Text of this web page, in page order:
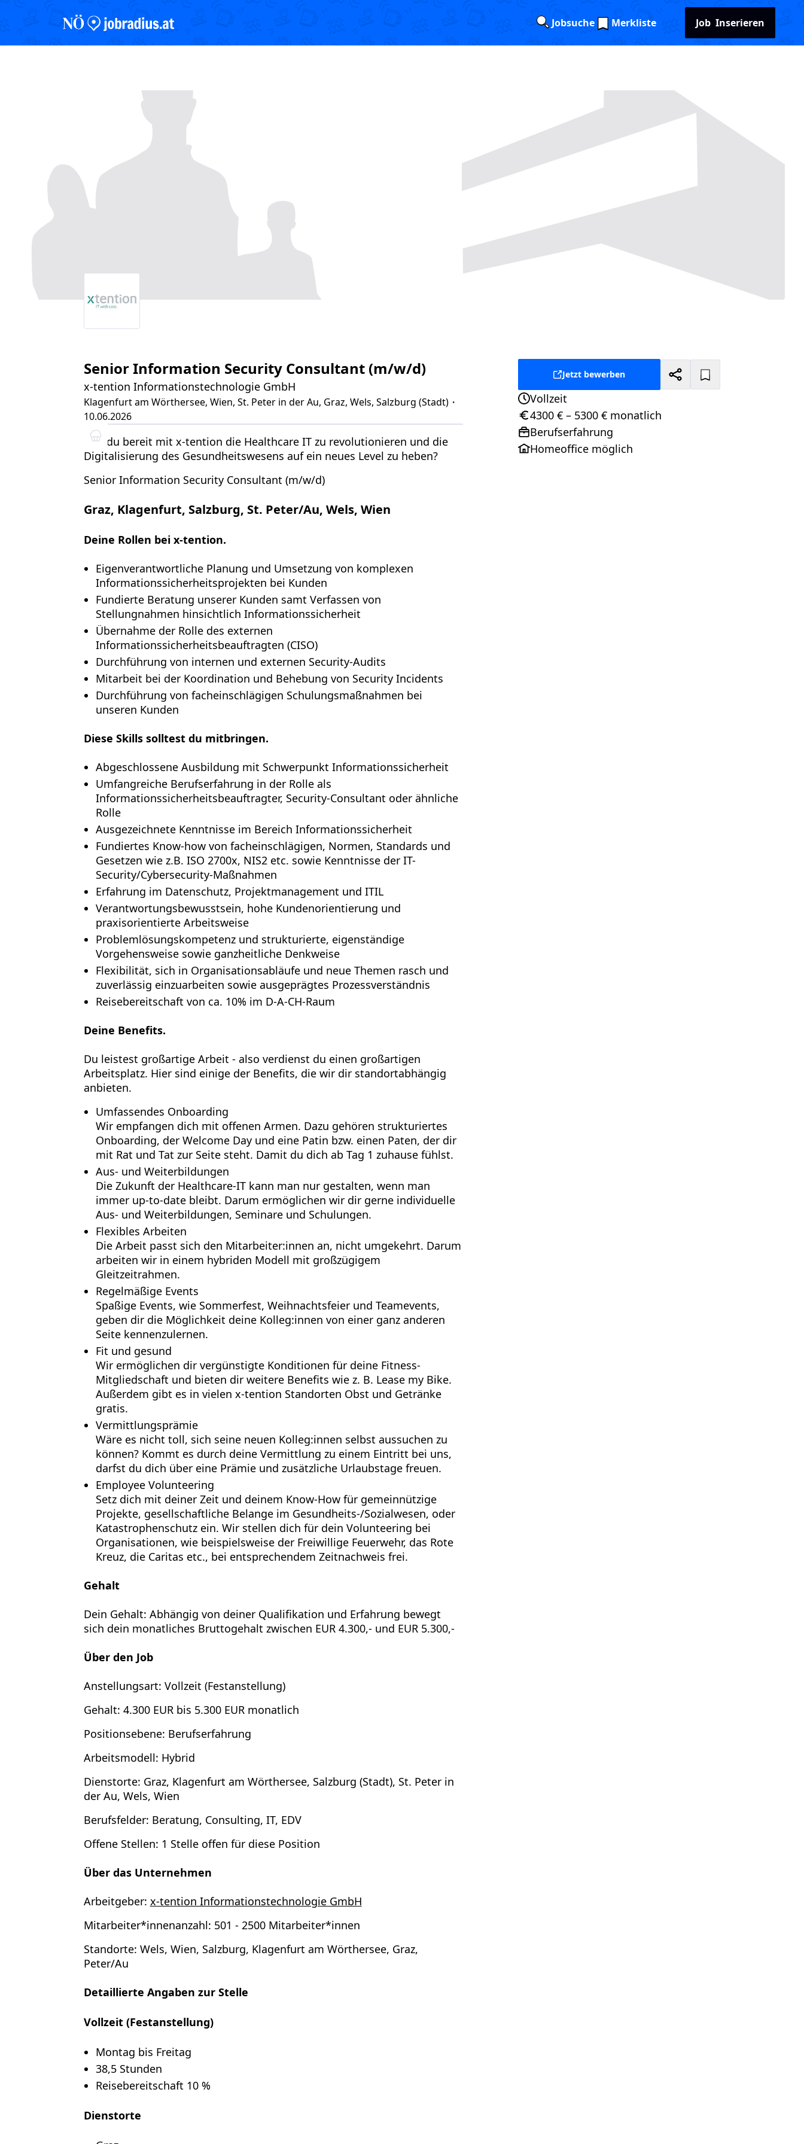
Jobsuche Merkliste Job Inserieren
Senior Information Security Consultant (m/w/d)
x-tention Informationstechnologie GmbH
Klagenfurt am Wörthersee, Wien, St. Peter in der Au, Graz, Wels, Salzburg (Stadt)・
10.06.2026
Bist du bereit mit x-tention die Healthcare IT zu revolutionieren und die
Digitalisierung des Gesundheitswesens auf ein neues Level zu heben?
Senior Information Security Consultant (m/w/d)
Graz, Klagenfurt, Salzburg, St. Peter/Au, Wels, Wien
Deine Rollen bei x-tention.
Eigenverantwortliche Planung und Umsetzung von komplexen
Informationssicherheitsprojekten bei Kunden
Fundierte Beratung unserer Kunden samt Verfassen von
Stellungnahmen hinsichtlich Informationssicherheit
Übernahme der Rolle des externen
Informationssicherheitsbeauftragten (CISO)
Durchführung von internen und externen Security-Audits
Mitarbeit bei der Koordination und Behebung von Security Incidents
Durchführung von facheinschlägigen Schulungsmaßnahmen bei
unseren Kunden
Diese Skills solltest du mitbringen.
Abgeschlossene Ausbildung mit Schwerpunkt Informationssicherheit
Umfangreiche Berufserfahrung in der Rolle als
Informationssicherheitsbeauftragter, Security-Consultant oder ähnliche
Rolle
Ausgezeichnete Kenntnisse im Bereich Informationssicherheit
Fundiertes Know-how von facheinschlägigen, Normen, Standards und
Gesetzen wie z.B. ISO 2700x, NIS2 etc. sowie Kenntnisse der IT-
Security/Cybersecurity-Maßnahmen
Erfahrung im Datenschutz, Projektmanagement und ITIL
Verantwortungsbewusstsein, hohe Kundenorientierung und
praxisorientierte Arbeitsweise
Problemlösungskompetenz und strukturierte, eigenständige
Vorgehensweise sowie ganzheitliche Denkweise
Flexibilität, sich in Organisationsabläufe und neue Themen rasch und
zuverlässig einzuarbeiten sowie ausgeprägtes Prozessverständnis
Reisebereitschaft von ca. 10% im D-A-CH-Raum
Deine Benefits.
Du leistest großartige Arbeit - also verdienst du einen großartigen
Arbeitsplatz. Hier sind einige der Benefits, die wir dir standortabhängig
anbieten.
Umfassendes Onboarding
Wir empfangen dich mit offenen Armen. Dazu gehören strukturiertes
Onboarding, der Welcome Day und eine Patin bzw. einen Paten, der dir
mit Rat und Tat zur Seite steht. Damit du dich ab Tag 1 zuhause fühlst.
Aus- und Weiterbildungen
Die Zukunft der Healthcare-IT kann man nur gestalten, wenn man
immer up-to-date bleibt. Darum ermöglichen wir dir gerne individuelle
Aus- und Weiterbildungen, Seminare und Schulungen.
Flexibles Arbeiten
Die Arbeit passt sich den Mitarbeiter:innen an, nicht umgekehrt. Darum
arbeiten wir in einem hybriden Modell mit großzügigem
Gleitzeitrahmen.
Regelmäßige Events
Spaßige Events, wie Sommerfest, Weihnachtsfeier und Teamevents,
geben dir die Möglichkeit deine Kolleg:innen von einer ganz anderen
Seite kennenzulernen.
Fit und gesund
Wir ermöglichen dir vergünstigte Konditionen für deine Fitness-
Mitgliedschaft und bieten dir weitere Benefits wie z. B. Lease my Bike.
Außerdem gibt es in vielen x-tention Standorten Obst und Getränke
gratis.
Vermittlungsprämie
Wäre es nicht toll, sich seine neuen Kolleg:innen selbst aussuchen zu
können? Kommt es durch deine Vermittlung zu einem Eintritt bei uns,
darfst du dich über eine Prämie und zusätzliche Urlaubstage freuen.
Employee Volunteering
Setz dich mit deiner Zeit und deinem Know-How für gemeinnützige
Projekte, gesellschaftliche Belange im Gesundheits-/Sozialwesen, oder
Katastrophenschutz ein. Wir stellen dich für dein Volunteering bei
Organisationen, wie beispielsweise der Freiwillige Feuerwehr, das Rote
Kreuz, die Caritas etc., bei entsprechendem Zeitnachweis frei.
Gehalt
Dein Gehalt: Abhängig von deiner Qualifikation und Erfahrung bewegt
sich dein monatliches Bruttogehalt zwischen EUR 4.300,- und EUR 5.300,-
Über den Job
Anstellungsart: Vollzeit (Festanstellung)
Gehalt: 4.300 EUR bis 5.300 EUR monatlich
Positionsebene: Berufserfahrung
Arbeitsmodell: Hybrid
Dienstorte: Graz, Klagenfurt am Wörthersee, Salzburg (Stadt), St. Peter in
der Au, Wels, Wien
Berufsfelder: Beratung, Consulting, IT, EDV
Offene Stellen: 1 Stelle offen für diese Position
Über das Unternehmen
Arbeitgeber: x-tention Informationstechnologie GmbH
Mitarbeiter*innenanzahl: 501 - 2500 Mitarbeiter*innen
Standorte: Wels, Wien, Salzburg, Klagenfurt am Wörthersee, Graz,
Peter/Au
Detaillierte Angaben zur Stelle
Vollzeit (Festanstellung)
Montag bis Freitag
38,5 Stunden
Reisebereitschaft 10 %
Dienstorte
Jetzt bewerben
Anstellungsart:
Vollzeit
Gehalt:
4300 € – 5300 € monatlich
Positionsebene:
Berufserfahrung
Homeoffice möglich